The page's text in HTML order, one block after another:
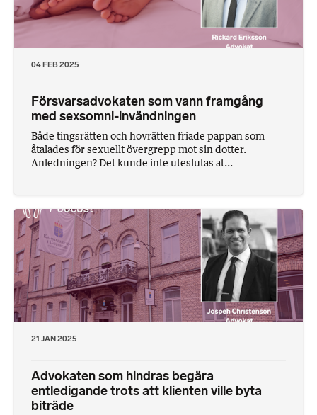
04 FEB 2025
Försvarsadvokaten som vann framgång
med sexsomni-invändningen
Både tingsrätten och hovrätten friade pappan som
åtalades för sexuellt övergrepp mot sin dotter.
Anledningen? Det kunde inte uteslutas at...
21 JAN 2025
Advokaten som hindras begära
entledigande trots att klienten ville byta
biträde